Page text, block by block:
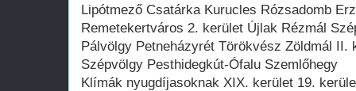
Lipótmező Csatárka Kurucles Rózsadomb
Remetekertváros 2. kerület Újlak Rézmál
Pálvölgy Petneházyrét Törökvész Zöldmál II.
Szépvölgy Pesthidegkút-Ófalu Szemlőhegy
Klímák nyugdíjasoknak XIX. kerület 19.